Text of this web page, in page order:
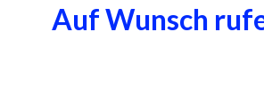
Auf Wunsch